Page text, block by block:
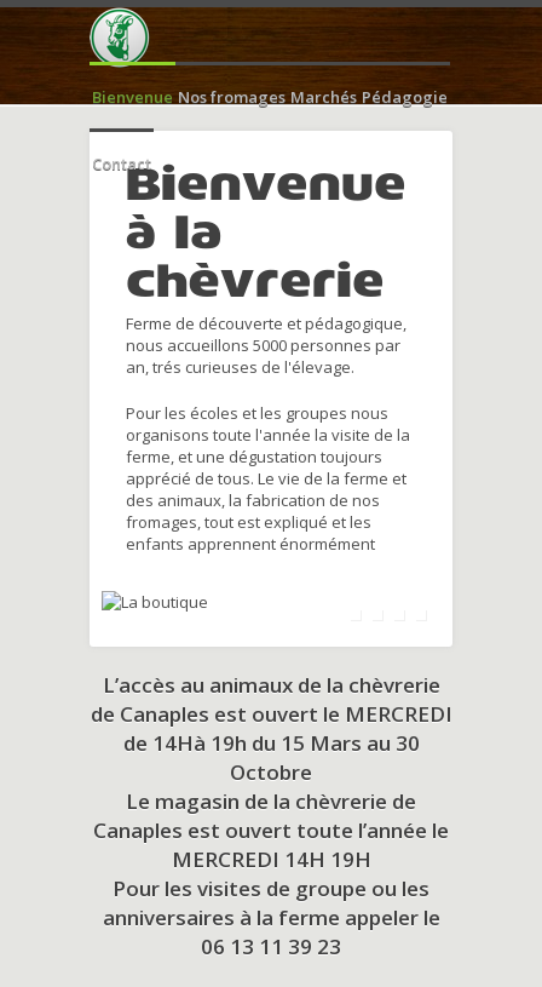
Bienvenue Nos fromages Marchés Pédagogie
ContactBienvenue
à la
chèvrerie
Ferme de découverte et pédagogique,
nous accueillons 5000 personnes par
an, trés curieuses de l'élevage.
Pour les écoles et les groupes nous
organisons toute l'année la visite de la
ferme, et une dégustation toujours
apprécié de tous. Le vie de la ferme et
des animaux, la fabrication de nos
fromages, tout est expliqué et les
enfants apprennent énormément
L’accès au animaux de la chèvrerie
de Canaples est ouvert le MERCREDI
de 14Hà 19h du 15 Mars au 30
Octobre
Le magasin de la chèvrerie de
Canaples est ouvert toute l’année le
MERCREDI 14H 19H
Pour les visites de groupe ou les
anniversaires à la ferme appeler le
06 13 11 39 23